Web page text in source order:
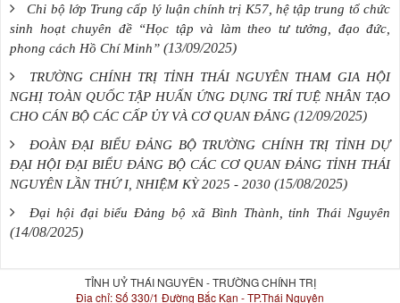
Chi bộ lớp Trung cấp lý luận chính trị K57, hệ tập trung tổ chức
sinh hoạt chuyên đề “Học tập và làm theo tư tưởng, đạo đức,
phong cách Hồ Chí Minh” (13/09/2025)
TRƯỜNG CHÍNH TRỊ TỈNH THÁI NGUYÊN THAM GIA HỘI
NGHỊ TOÀN QUỐC TẬP HUẤN ỨNG DỤNG TRÍ TUỆ NHÂN TẠO
CHO CÁN BỘ CÁC CẤP ỦY VÀ CƠ QUAN ĐẢNG (12/09/2025)
ĐOÀN ĐẠI BIỂU ĐẢNG BỘ TRƯỜNG CHÍNH TRỊ TỈNH DỰ
ĐẠI HỘI ĐẠI BIỂU ĐẢNG BỘ CÁC CƠ QUAN ĐẢNG TỈNH THÁI
NGUYÊN LẦN THỨ I, NHIỆM KỲ 2025 - 2030 (15/08/2025)
Đại hội đại biểu Đảng bộ xã Bình Thành, tỉnh Thái Nguyên
(14/08/2025)
TỈNH UỶ THÁI NGUYÊN - TRƯỜNG CHÍNH TRỊ
Địa chỉ:Số 330/1 Đường Bắc Kạn - TP.Thái Nguyên